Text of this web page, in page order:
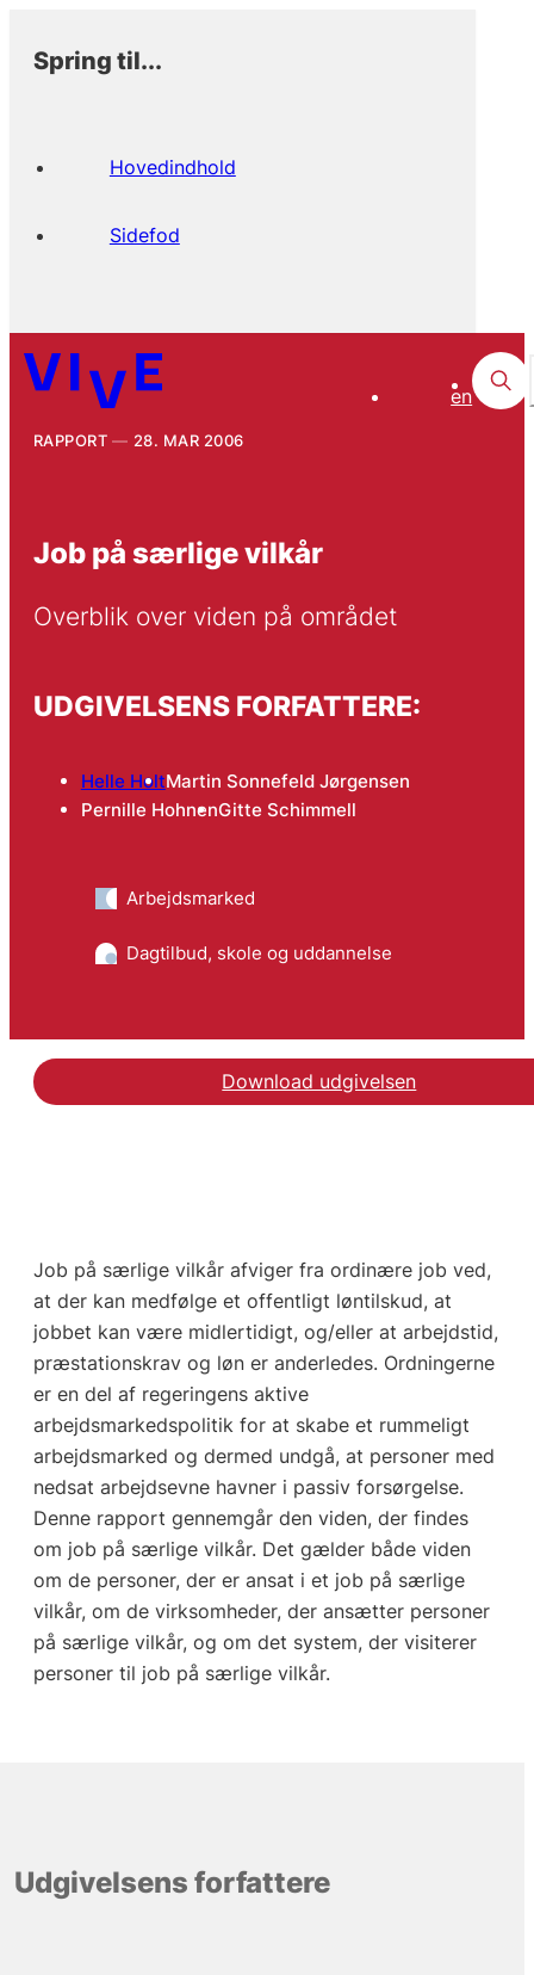
Spring til...
Hovedindhold
Sidefod
en
RAPPORT 28. MAR 2006
Job på særlige vilkår
Overblik over viden på området
UDGIVELSENS FORFATTERE:
Helle HoltMartin Sonnefeld Jørgensen
Pernille HohnenGitte Schimmell
Arbejdsmarked
Dagtilbud, skole og uddannelse
Download udgivelsen
Job på særlige vilkår afviger fra ordinære job ved,
at der kan medfølge et offentligt løntilskud, at
jobbet kan være midlertidigt, og/eller at arbejdstid,
præstationskrav og løn er anderledes. Ordningerne
er en del af regeringens aktive
arbejdsmarkedspolitik for at skabe et rummeligt
arbejdsmarked og dermed undgå, at personer med
nedsat arbejdsevne havner i passiv forsørgelse.
Denne rapport gennemgår den viden, der findes
om job på særlige vilkår. Det gælder både viden
om de personer, der er ansat i et job på særlige
vilkår, om de virksomheder, der ansætter personer
på særlige vilkår, og om det system, der visiterer
personer til job på særlige vilkår.
Udgivelsens forfattere